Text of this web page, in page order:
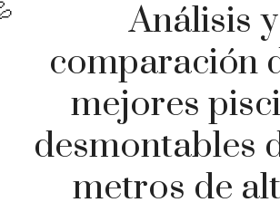
Análisis y
comparación
mejores
desmontables
metros de